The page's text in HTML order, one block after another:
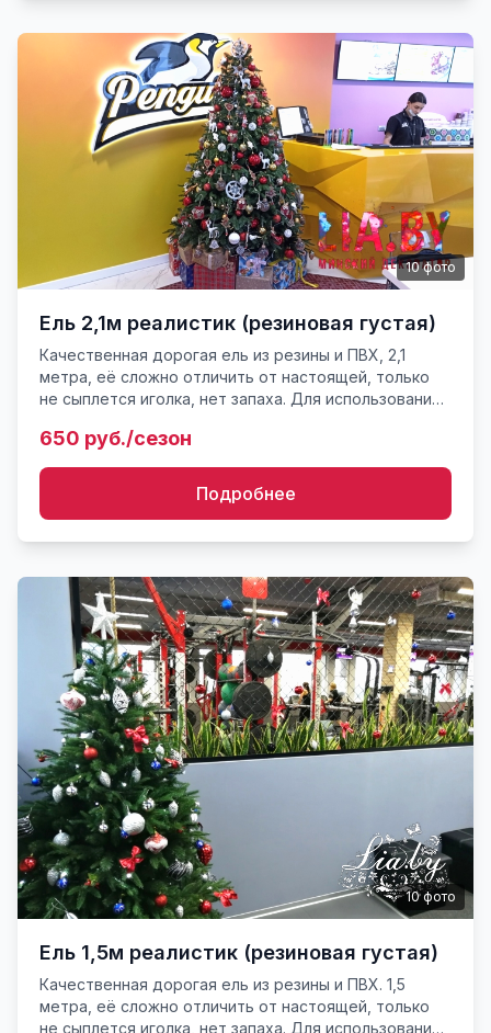
10фото
Ель 2,1м реалистик (резиновая густая)
Качественная дорогая ель из резины и ПВХ, 2,1
метра, её сложно отличить от настоящей, только
не сыплется иголка, нет запаха. Для использования
аренды на новы...
650 руб./сезон
Подробнее
10фото
Ель 1,5м реалистик (резиновая густая)
Качественная дорогая ель из резины и ПВХ. 1,5
метра, её сложно отличить от настоящей, только
не сыплется иголка, нет запаха. Для использования